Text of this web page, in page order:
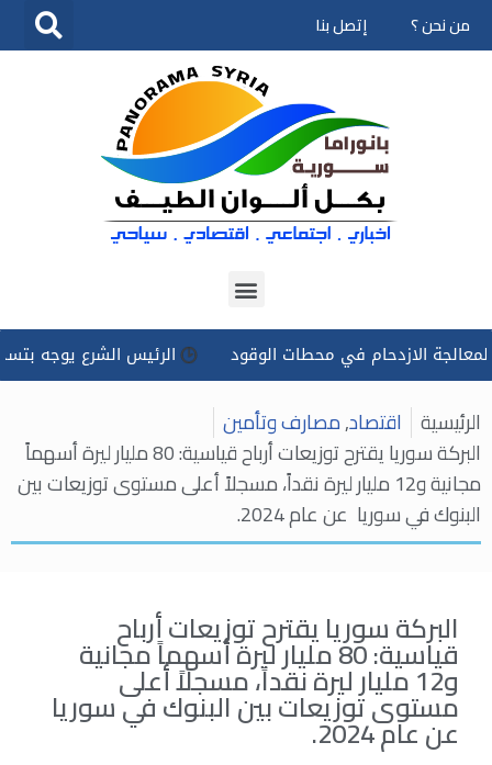
تخطى
من نحن ؟ إتصل بنا
في محطات الوقود الرئيس الشرع يوجه بتسخير كل
الرئيسية اقتصاد,مصارف وتأمين
البركة سوريا يقترح توزيعات أرباح قياسية: 80 مليار ليرة أسهماً
مجانية و12 مليار ليرة نقداً، مسجلاً أعلى مستوى توزيعات بين
البنوك في سوريا عن عام 2024.
البركة سوريا يقترح توزيعات أرباح
قياسية: 80 مليار ليرة أسهماً مجانية
و12 مليار ليرة نقداً، مسجلاً أعلى
مستوى توزيعات بين البنوك في سوريا
عن عام 2024.